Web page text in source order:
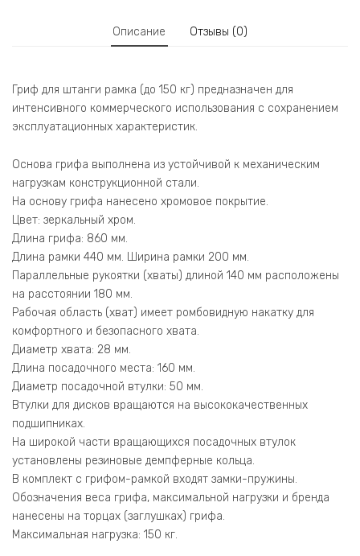
Описание Отзывы (0)
Гриф для штанги рамка (до 150 кг) предназначен для
интенсивного коммерческого использования с сохранением
эксплуатационных характеристик.
Основа грифа выполнена из устойчивой к механическим
нагрузкам конструкционной стали.
На основу грифа нанесено хромовое покрытие.
Цвет: зеркальный хром.
Длина грифа: 860 мм.
Длина рамки 440 мм. Ширина рамки 200 мм.
Параллельные рукоятки (хваты) длиной 140 мм расположены
на расстоянии 180 мм.
Рабочая область (хват) имеет ромбовидную накатку для
комфортного и безопасного хвата.
Диаметр хвата: 28 мм.
Длина посадочного места: 160 мм.
Диаметр посадочной втулки: 50 мм.
Втулки для дисков вращаются на высококачественных
подшипниках.
На широкой части вращающихся посадочных втулок
установлены резиновые демпферные кольца.
В комплект с грифом-рамкой входят замки-пружины.
Обозначения веса грифа, максимальной нагрузки и бренда
нанесены на торцах (заглушках) грифа.
Максимальная нагрузка: 150 кг.